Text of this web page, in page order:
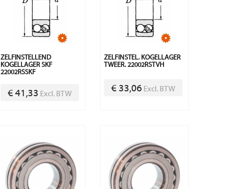
ZELFINSTELLEND
KOGELLAGER SKF
22002RSSKF
€ 41,33 Excl. BTW
ZELFINSTEL. KOGELLAGER
TWEER. 22002RSTVH
€ 33,06 Excl. BTW